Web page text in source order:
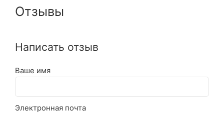
Отзывы
Написать отзыв
Ваше имя
Электронная почта